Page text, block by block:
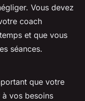
Vous devez
coach
et que vous
séances.
que votre
vos besoins